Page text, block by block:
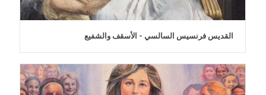
القديس فرنسيس السالسي - الأسقف والشفيع